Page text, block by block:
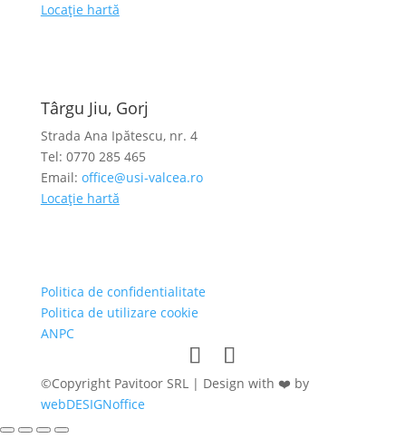
Locație hartă
Târgu Jiu, Gorj
Strada Ana Ipătescu, nr. 4
Tel: 0770 285 465
Email: office@usi-valcea.ro
Locație hartă
Politica de confidentialitate
Politica de utilizare cookie
ANPC
©Copyright Pavitoor SRL | Design with ❤️ by
webDESIGNoffice